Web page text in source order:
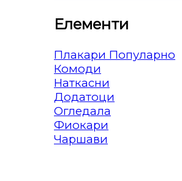
Елементи
Плакари
Комоди
Наткасни
Додатоци
Огледала
Фиокари
Чаршави